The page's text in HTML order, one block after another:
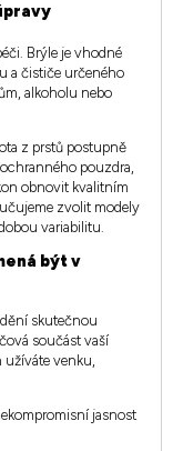
Brýle je vhodné
a čističe určeného
alkoholu nebo
z prstů postupně
pouzdra,
obnovit kvalitním
zvolit modely
variabilitu.
být v
skutečnou
součást vaší
užíváte venku,
jasnost